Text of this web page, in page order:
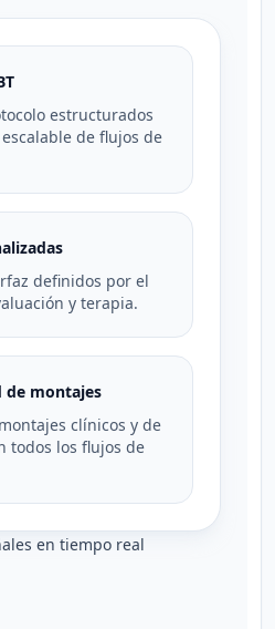
estructurados
de flujos de
definidos por el
y terapia.
de montajes
clínicos y de
todos los flujos de